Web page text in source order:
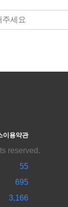
이용약관
reserved.
55
695
3,166